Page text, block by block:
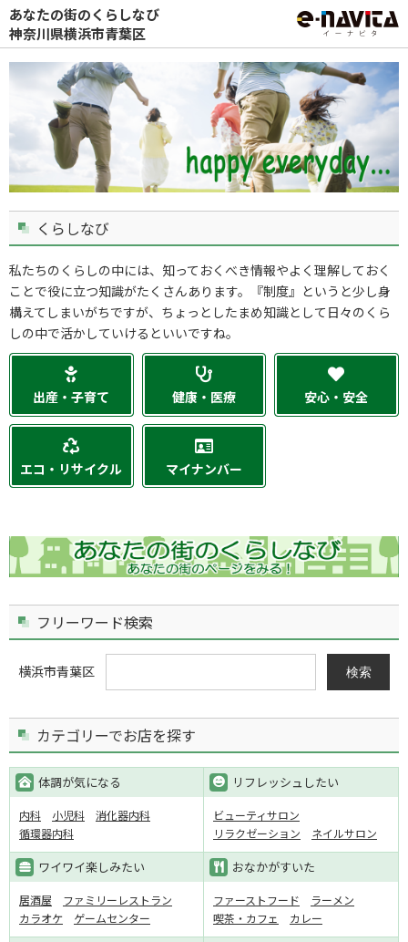
あなたの街のくらしなび
神奈川県横浜市青葉区
くらしなび
私たちのくらしの中には、知っておくべき情報やよく理解しておく
ことで役に立つ知識がたくさんあります。『制度』というと少し身
構えてしまいがちですが、ちょっとしたまめ知識として日々のくら
しの中で活かしていけるといいですね。
出産・子育て 健康・医療 安心・安全
エコ・リサイクル マイナンバー
フリーワード検索
横浜市青葉区 検索
カテゴリーでお店を探す
体調が気になる
内科 小児科
消化器内科
循環器内科
リフレッシュしたい
ビューティサロン
リラクゼーション
ネイルサロン
ワイワイ楽しみたい
居酒屋
ファミリーレストラン
カラオケ
ゲームセンター
おなかがすいた
ファーストフード
ラーメン
喫茶・カフェ
カレー